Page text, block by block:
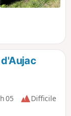
05
Difficile